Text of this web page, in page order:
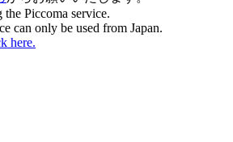
Piccoma service.
can only be used from Japan.
here.